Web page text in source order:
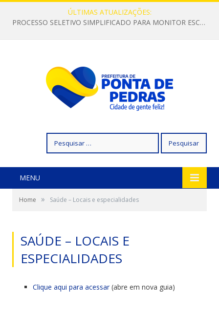
ÚLTIMAS ATUALIZAÇÕES:
PROCESSO SELETIVO SIMPLIFICADO PARA MONITOR ESCOLAR
por:
MENU
Home » Saúde – Locais e especialidades
SAÚDE – LOCAIS E
ESPECIALIDADES
Clique aqui para acessar(abre em nova guia)